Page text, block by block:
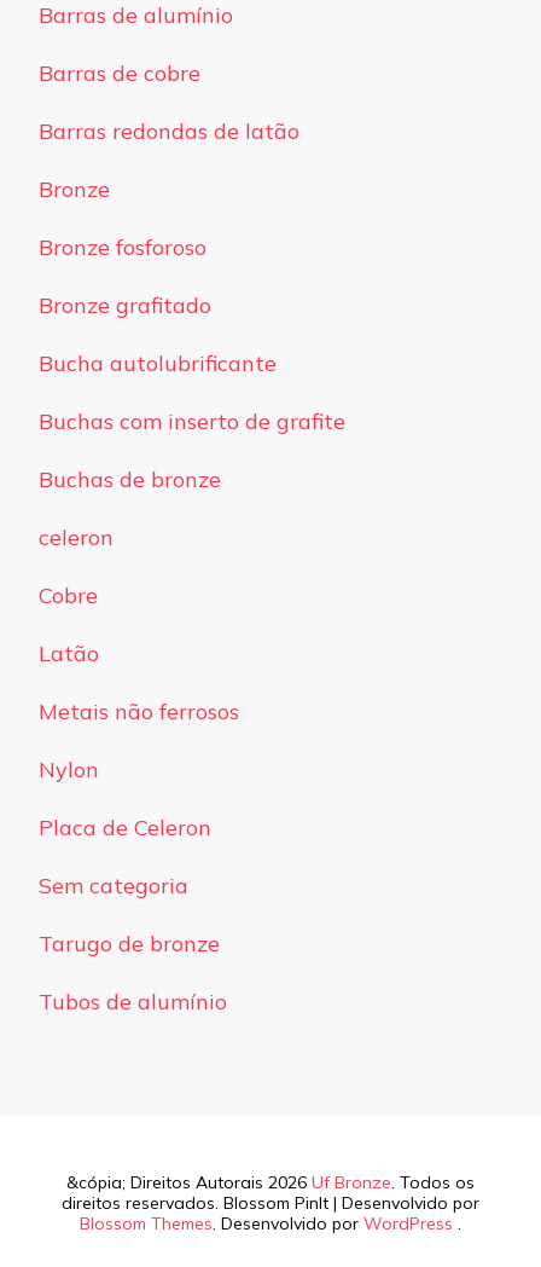
Barras de alumínio
Barras de cobre
Barras redondas de latão
Bronze
Bronze fosforoso
Bronze grafitado
Bucha autolubrificante
Buchas com inserto de grafite
Buchas de bronze
celeron
Cobre
Latão
Metais não ferrosos
Nylon
Placa de Celeron
Sem categoria
Tarugo de bronze
Tubos de alumínio
&cópia; Direitos Autorais 2026 Uf Bronze. Todos os
direitos reservados. Blossom PinIt | Desenvolvido por
Blossom Themes. Desenvolvido por WordPress .